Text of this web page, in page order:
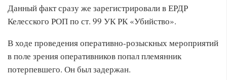
Данный факт сразу же зарегистрировали в ЕРДР
Келесского РОП по ст. 99 УК РК «Убийство».
В ходе проведения оперативно-розыскных мероприятий
в поле зрения оперативников попал племянник
потерпевшего. Он был задержан.